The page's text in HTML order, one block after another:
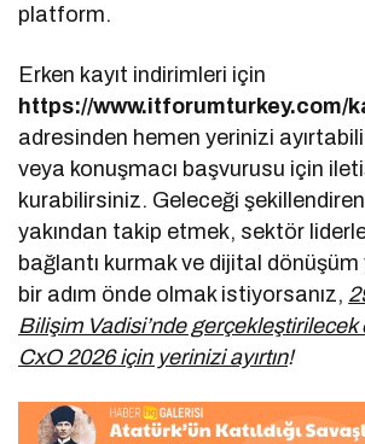
platform.
Erken kayıt indirimleri için
https://www.itforumturkey.com/
adresinden hemen yerinizi
veya konuşmacı başvurusu için
kurabilirsiniz. Geleceği
yakından takip etmek, sektör
bağlantı kurmak ve dijital
bir adım önde olmak istiyorsanız,
Bilişim Vadisi’nde gerçekleştirilecek
CxO 2026 için yerinizi ayırtın!